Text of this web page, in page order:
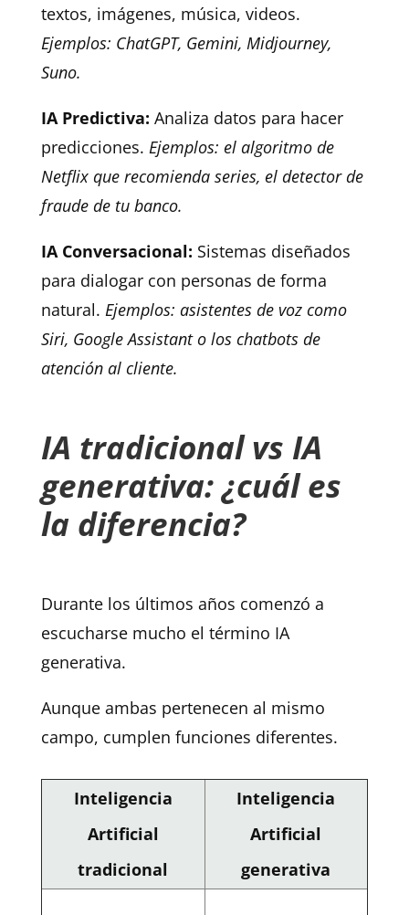
textos, imágenes, música, videos.
Ejemplos: ChatGPT, Gemini, Midjourney,
Suno.
IA Predictiva: Analiza datos para hacer
predicciones. Ejemplos: el algoritmo de
Netflix que recomienda series, el detector de
fraude de tu banco.
IA Conversacional: Sistemas diseñados
para dialogar con personas de forma
natural. Ejemplos: asistentes de voz como
Siri, Google Assistant o los chatbots de
atención al cliente.
IA tradicional vs IA
generativa: ¿cuál es
la diferencia?
Durante los últimos años comenzó a
escucharse mucho el término IA
generativa.
Aunque ambas pertenecen al mismo
campo, cumplen funciones diferentes.
Inteligencia
Artificial
tradicional
Inteligencia
Artificial
generativa